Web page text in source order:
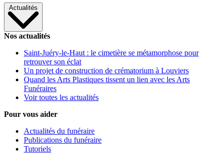
Actualités
Nos actualités
Saint-Juéry-le-Haut : le cimetière se métamorphose pour
retrouver son éclat
Un projet de construction de crématorium à Louviers
Quand les Arts Plastiques tissent un lien avec les Arts
Funéraires
Voir toutes les actualités
Pour vous aider
Actualités du funéraire
Publications du funéraire
Tutoriels